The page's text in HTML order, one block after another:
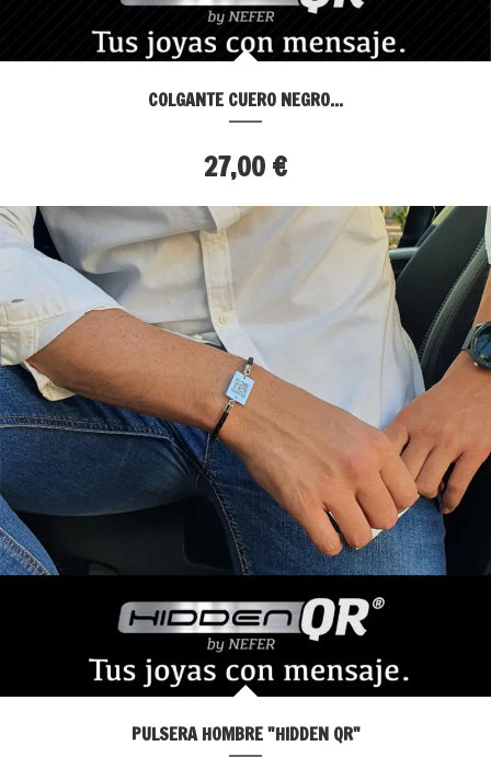
COLGANTE CUERO NEGRO...
27,00 €
PULSERA HOMBRE "HIDDEN QR"